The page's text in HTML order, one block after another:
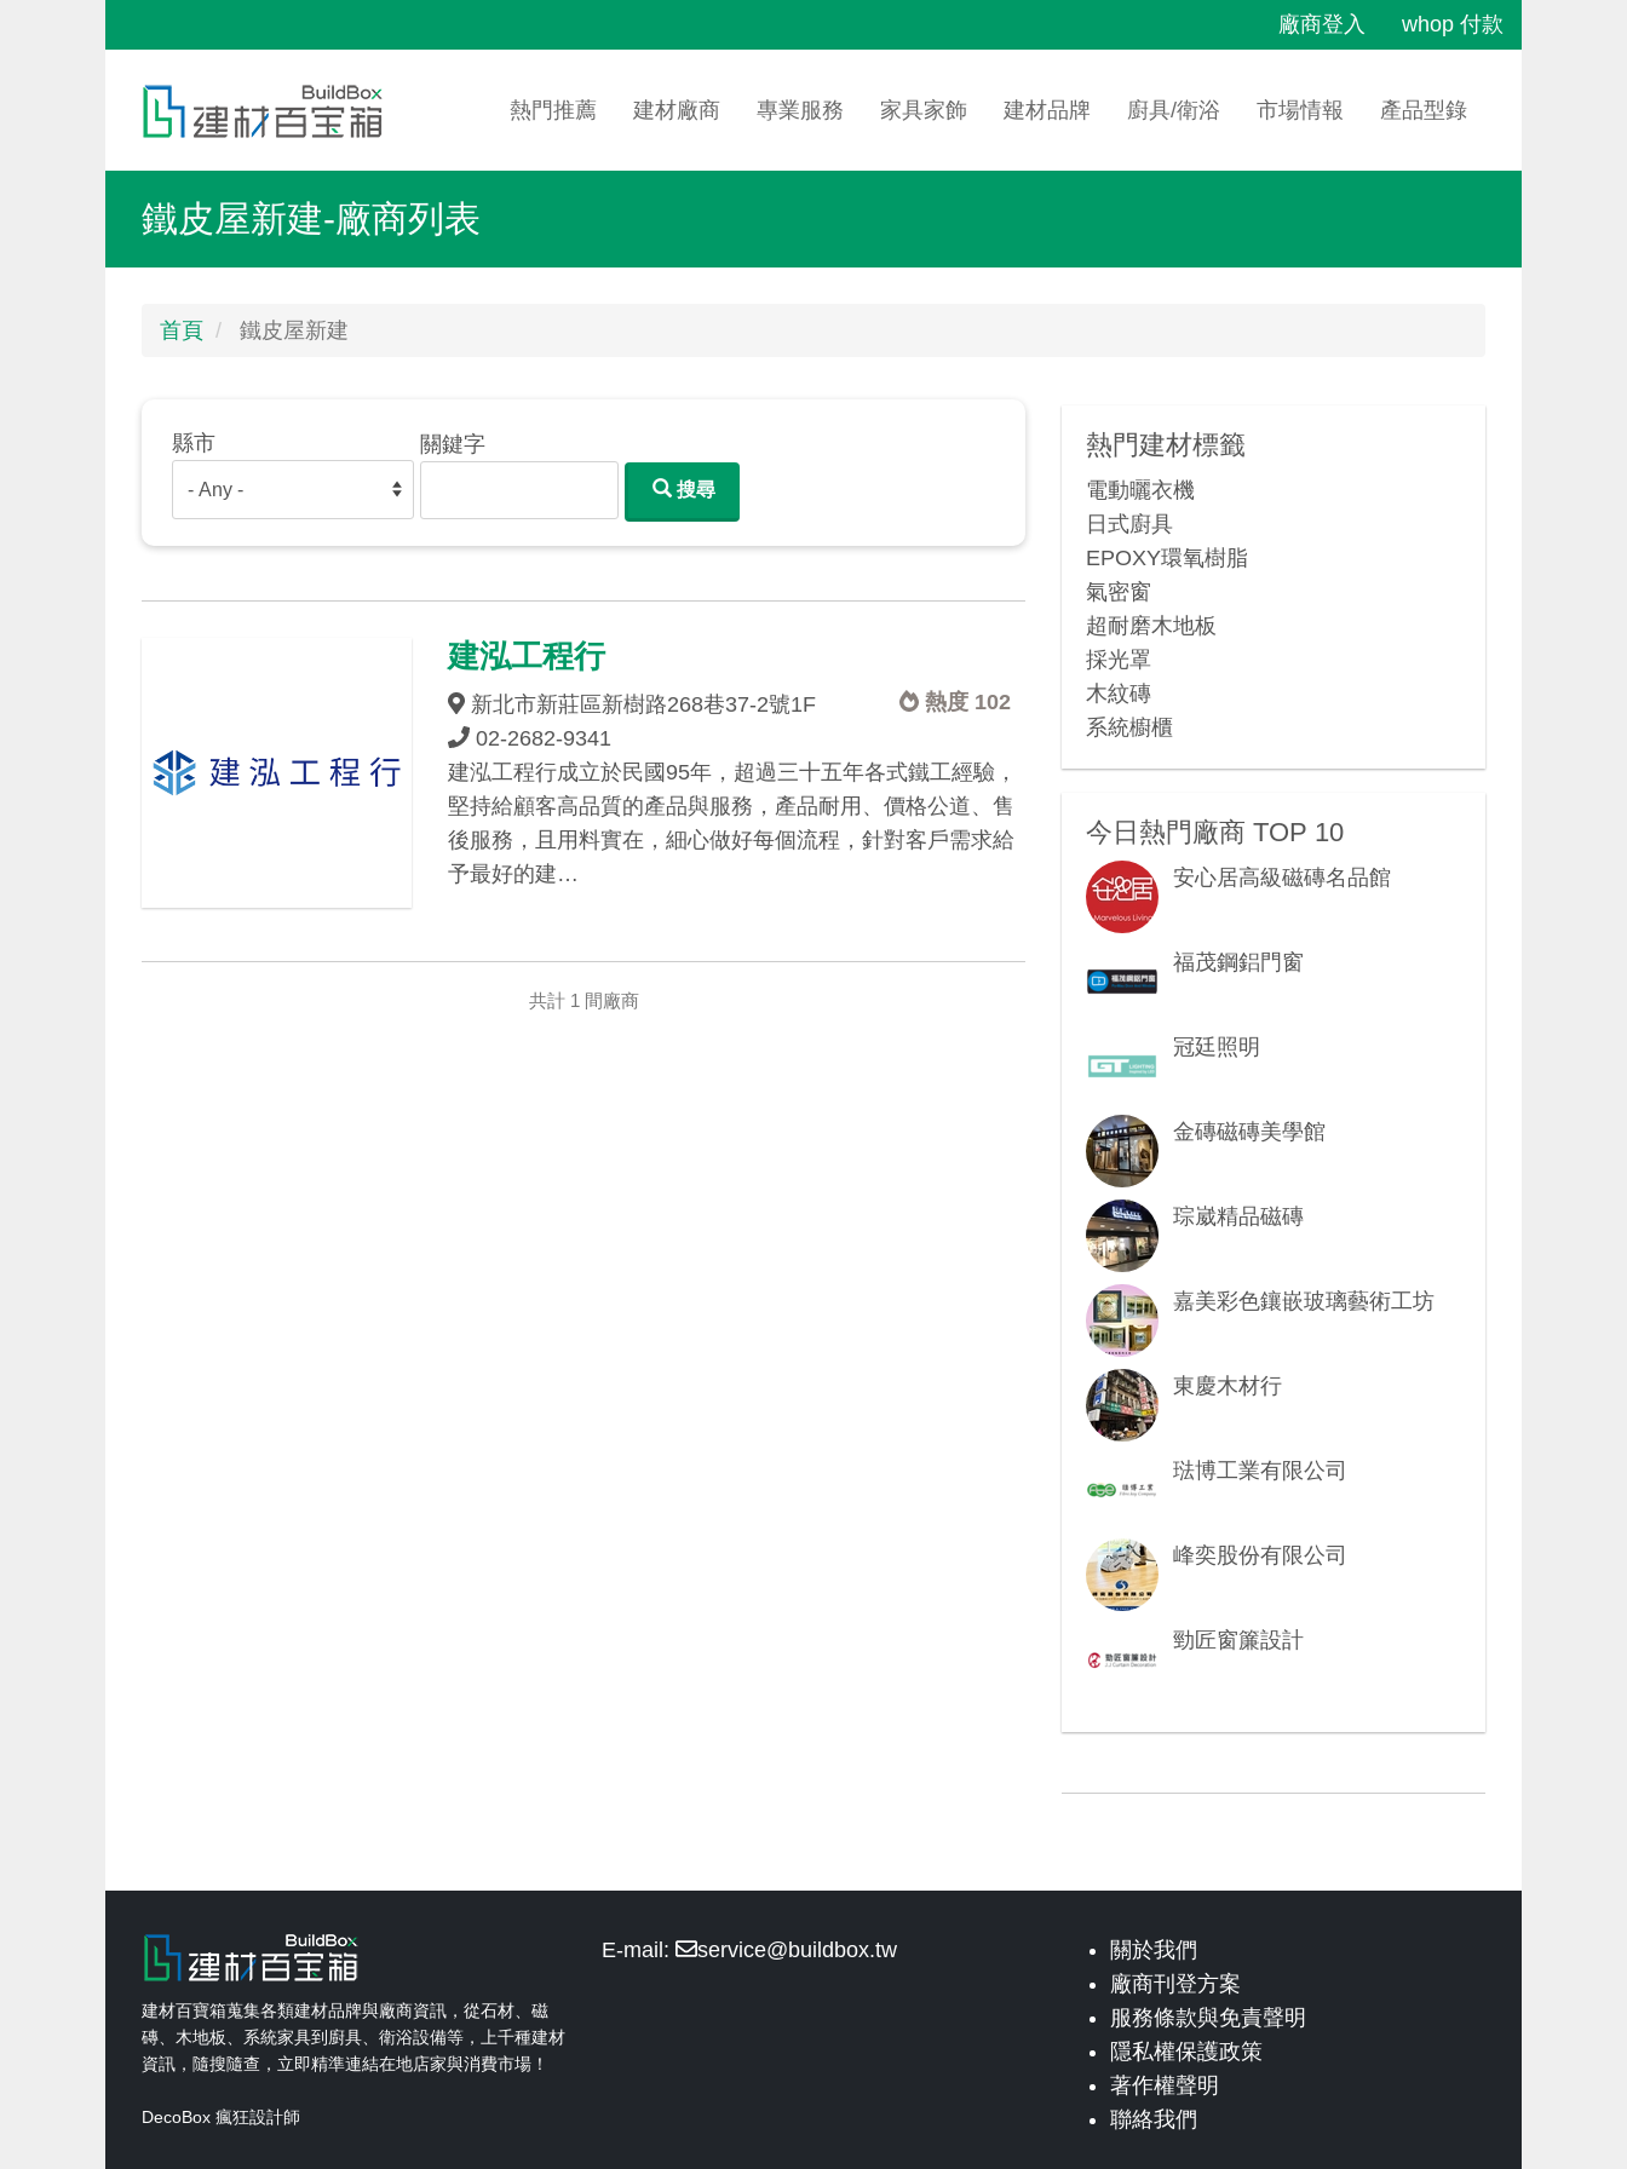
廠商登入
whop 付款
menu
navigation
熱門推薦 建材廠商 專業服務 家具家飾 建材品牌 廚具/衛浴 市場情報 產品型錄
鐵皮屋新建-廠商列表
首頁 鐵皮屋新建
縣市 關鍵字
搜尋
建泓工程行
熱度 102
新北市新莊區新樹路268巷37-2號1F
02-2682-9341
建泓工程行成立於民國95年，超過三十五年各式鐵工經驗，
堅持給顧客高品質的產品與服務，產品耐用、價格公道、售
後服務，且用料實在，細心做好每個流程，針對客戶需求給
予最好的建…
共計 1 間廠商
熱門建材標籤
電動曬衣機
日式廚具
EPOXY環氧樹脂
氣密窗
超耐磨木地板
採光罩
木紋磚
系統櫥櫃
今日熱門廠商 TOP 10
安心居高級磁磚名品館
福茂鋼鋁門窗
冠廷照明
金磚磁磚美學館
琮崴精品磁磚
嘉美彩色鑲嵌玻璃藝術工坊
東慶木材行
琺博工業有限公司
峰奕股份有限公司
勁匠窗簾設計
建材百寶箱蒐集各類建材品牌與廠商資訊，從石材、磁
磚、木地板、系統家具到廚具、衛浴設備等，上千種建材
資訊，隨搜隨查，立即精準連結在地店家與消費市場！
DecoBox 瘋狂設計師
E-mail: service@buildbox.tw
關於我們
廠商刊登方案
服務條款與免責聲明
隱私權保護政策
著作權聲明
聯絡我們